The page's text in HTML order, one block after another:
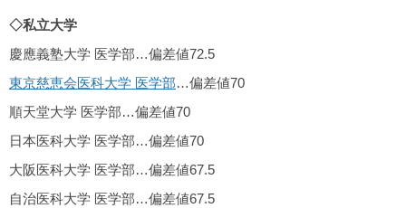
◇私立大学
慶應義塾大学 医学部…偏差値72.5
東京慈恵会医科大学 医学部…偏差値70
順天堂大学 医学部…偏差値70
日本医科大学 医学部…偏差値70
大阪医科大学 医学部…偏差値67.5
自治医科大学 医学部…偏差値67.5